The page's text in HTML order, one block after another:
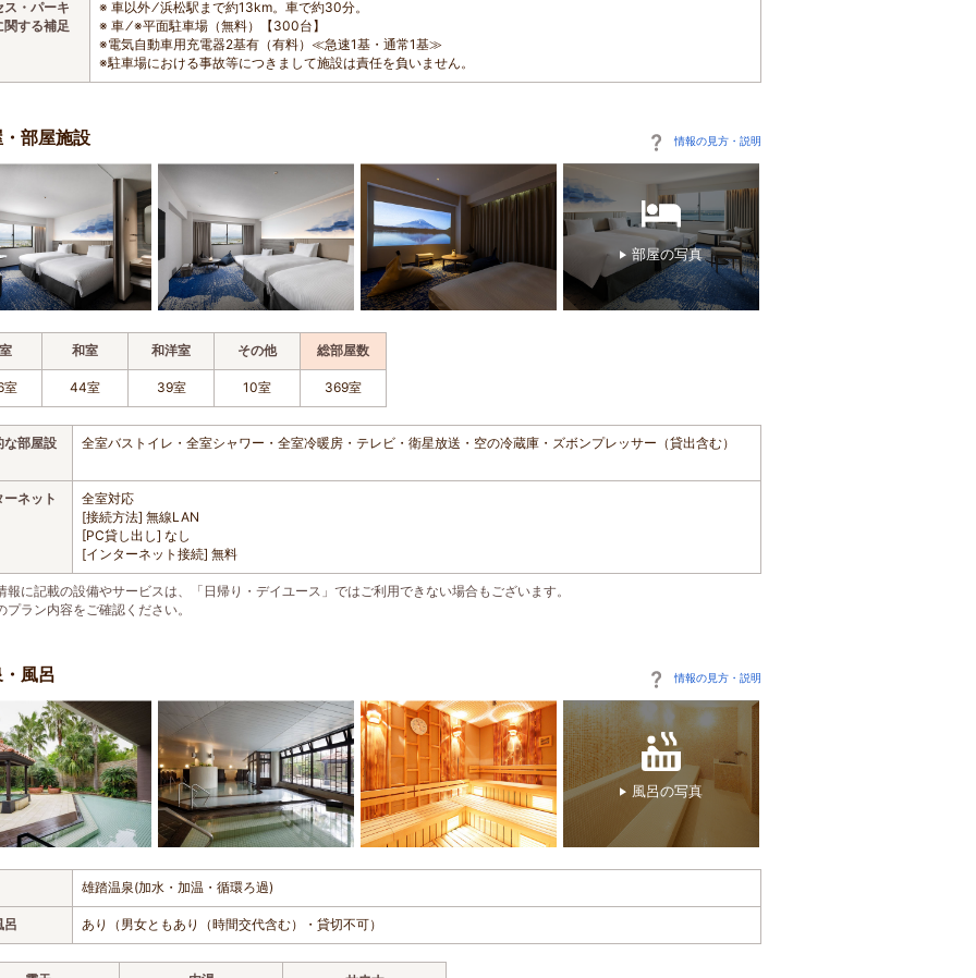
ス・パーキ
関する補足
※ 車以外 ⁄ 浜松駅まで約13km。車で約30分。
※ 車 ⁄ ※平面駐車場（無料）【300台】
※電気自動車用充電器2基有（有料）≪急速1基・通常1基≫
※駐車場における事故等につきまして施設は責任を負いません。
部屋施設 情報の見方・説明
部屋の写真
和室 和洋室 その他 総部屋数
室 44室 39室 10室 369室
な部屋設
全室バストイレ・全室シャワー・全室冷暖房・テレビ・衛星放送・空の冷蔵庫・ズボンプレッサー（貸出含む）
ーネット
全室対応
[接続方法] 無線LAN
[PC貸し出し] なし
[インターネット接続] 無料
報に記載の設備やサービスは、「日帰り・デイユース」ではご利用できない場合もございます。
プラン内容をご確認ください。
風呂 情報の見方・説明
風呂の写真
雄踏温泉(加水・加温・循環ろ過)
呂 あり（男女ともあり（時間交代含む）・貸切不可）